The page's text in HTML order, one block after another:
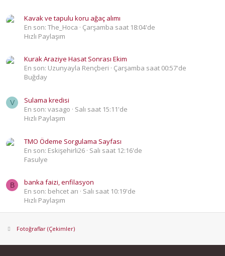
Kavak ve tapulu koru ağaç alımı
En son: The_Hoca
Çarşamba saat 18:04'de
Hızlı Paylaşım
Kurak Araziye Hasat Sonrası Ekim
En son: Uzunyayla Rençberi
Çarşamba saat 00:57'de
Buğday
V
Sulama kredisi
En son: vasago
Salı saat 15:11'de
Hızlı Paylaşım
TMO Ödeme Sorgulama Sayfası
En son: Eskişehirli26 Salı saat 12:16'de
Fasulye
B
banka faizi, enfilasyon
En son: behcet arı
Salı saat 10:19'de
Hızlı Paylaşım
Fotoğraflar (Çekimler)